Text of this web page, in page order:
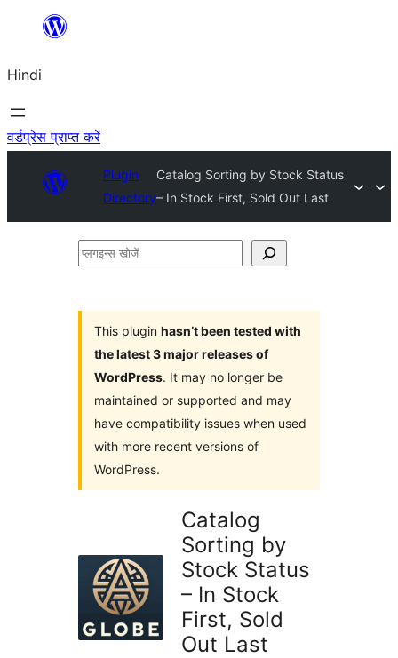
सामग्री
जाएं
Hindi
वर्डप्रेस प्राप्त करें
Plugin
Directory
Catalog Sorting by Stock Status
– In Stock First, Sold Out Last
प्लगइन्स
This plugin hasn’t been tested with
the latest 3 major releases of
WordPress. It may no longer be
maintained or supported and may
have compatibility issues when used
with more recent versions of
WordPress.
Catalog
Sorting by
Stock Status
– In Stock
First, Sold
Out Last